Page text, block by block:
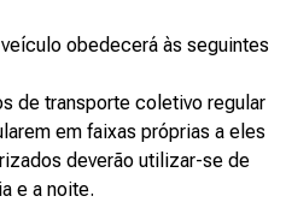
obedecerá às seguintes
de transporte coletivo regular
em faixas próprias a eles
deverão utilizar-se de
e a noite.